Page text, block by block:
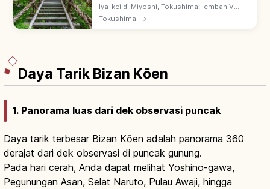
Berkunjung
Iya-kei di Miyoshi, Tokushima: lembah V
Sungai Iya, Tiga Daerah Terpencil Besar
Tokushima →
Daya Tarik Bizan Kōen
1. Panorama luas dari dek observasi puncak
Daya tarik terbesar Bizan Kōen adalah panorama 360
derajat dari dek observasi di puncak gunung.
Pada hari cerah, Anda dapat melihat Yoshino-gawa,
Pegunungan Asan, Selat Naruto, Pulau Awaji, hingga